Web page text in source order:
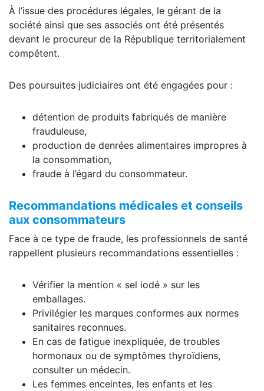
À l’issue des procédures légales, le gérant de la
société ainsi que ses associés ont été présentés
devant le procureur de la République territorialement
compétent.
Des poursuites judiciaires ont été engagées pour :
détention de produits fabriqués de manière
frauduleuse,
production de denrées alimentaires impropres à
la consommation,
fraude à l’égard du consommateur.
Recommandations médicales et conseils
aux consommateurs
Face à ce type de fraude, les professionnels de santé
rappellent plusieurs recommandations essentielles :
Vérifier la mention « sel iodé » sur les
emballages.
Privilégier les marques conformes aux normes
sanitaires reconnues.
En cas de fatigue inexpliquée, de troubles
hormonaux ou de symptômes thyroïdiens,
consulter un médecin.
Les femmes enceintes, les enfants et les